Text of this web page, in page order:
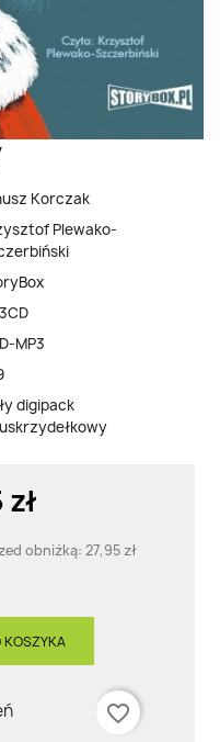
Korczak
Plewako-
MP3
digipack
obniżką: 27,95 zł
KOSZYKA
favorite_border